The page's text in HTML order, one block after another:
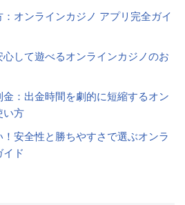
オンラインカジノ アプリ完全ガイ
して遊べるオンラインカジノのお
：出金時間を劇的に短縮するオン
い方
安全性と勝ちやすさで選ぶオンラ
イド